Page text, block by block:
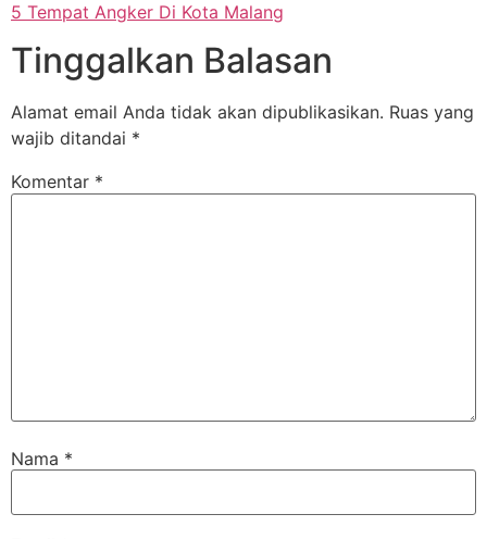
5 Tempat Angker Di Kota Malang
Tinggalkan Balasan
Alamat email Anda tidak akan dipublikasikan. Ruas yang
wajib ditandai *
Komentar *
Nama *